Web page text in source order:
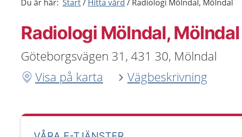
Du är här: Start Hitta vård Radiologi Mölndal, Mölndal
Radiologi Mölndal, Mölndal
Göteborgsvägen 31, 431 30, Mölndal
Visa på karta
Vägbeskrivning